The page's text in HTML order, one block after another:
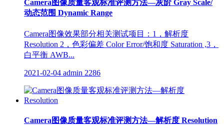
Camera图像质量客观标准评测方法—灰阶 Gray Scale/
动态范围 Dynamic Range
Camera图像效果部分相关测试项目：1，解析度
Resolution 2，色彩偏差 Color Error/饱和度 Saturation ,3，
白平衡 AWB...
2021-02-04 admin 2286
Camera图像质量客观标准评测方法—解析度 Resolution